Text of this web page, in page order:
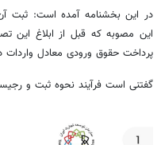
در این بخشنامه آمده است: ثبت
این مصوبه که قبل از ابلاغ این
پرداخت حقوق ورودی معادل واردات در
گفتنی است فرآیند نحوه ثبت و